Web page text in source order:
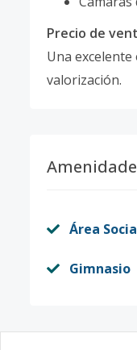
Precio de
Una
valorización.
Área
Gimnasio